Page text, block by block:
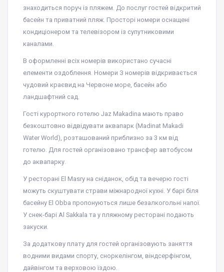
знаходиться поруч із пляжем. До послуг гостей відкритий
басейн та приватний пляж. Просторі номери оснащені
кондиціонером та телевізором із супутниковими
каналами.
В оформленні всіх номерів використано сучасні
елементи оздоблення. Номери З номерів відкривається
чудовий краєвид на Червоне море, басейн або
ландшафтний сад.
Гості курортного готелю Jaz Makadina мають право
безкоштовно відвідувати аквапарк (Madinat Makadi
Water World), розташований приблизно за 3 км від
готелю. Для гостей організовано трансфер автобусом
до аквапарку.
У ресторані El Masry на сніданок, обід та вечерю гості
можуть скуштувати страви міжнародної кухні. У барі біля
басейну El Obba пропонуються лише безалкогольні напої.
У снек-барі Al Sakkala та у пляжному ресторані подають
закуски.
За додаткову плату для гостей організовують заняття
водними видами спорту, сноркелінгом, віндсерфінгом,
дайвінгом та верховою їздою.